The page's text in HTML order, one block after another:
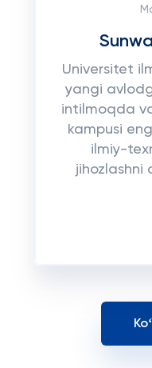
Universitet
yangi
intilmoqda
kampusi
ilmiy-